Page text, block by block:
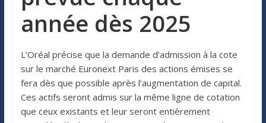
année dès 2025
L’Oréal précise que la demande d’admission à la cote
sur le marché Euronext Paris des actions émises se
fera dès que possible après l’augmentation de capital.
Ces actifs seront admis sur la même ligne de cotation
que ceux existants et leur seront entièrement